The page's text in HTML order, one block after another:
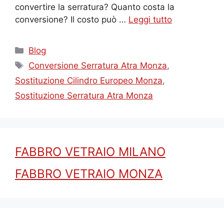
convertire la serratura? Quanto costa la
conversione? Il costo può … Leggi tutto
Categorie
Blog
Tag
Conversione Serratura Atra Monza,
Sostituzione Cilindro Europeo Monza,
Sostituzione Serratura Atra Monza
FABBRO VETRAIO MILANO
FABBRO VETRAIO MONZA